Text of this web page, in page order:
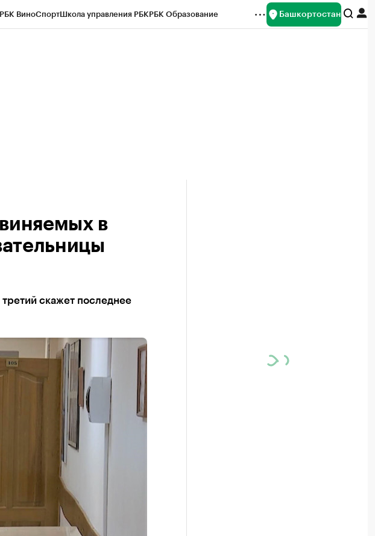
РБК ВиноСпортШкола управления РБКРБК Образование Башкортостан
в
скажет последнее